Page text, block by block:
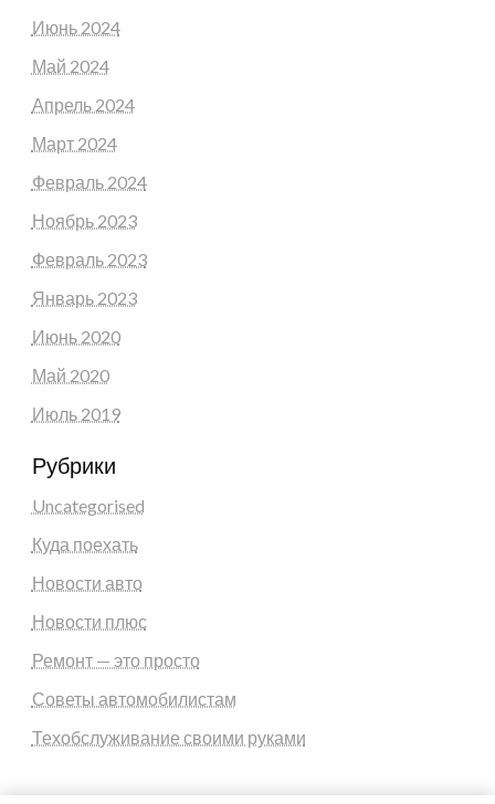
Июнь 2024
Май 2024
Апрель 2024
Март 2024
Февраль 2024
Ноябрь 2023
Февраль 2023
Январь 2023
Июнь 2020
Май 2020
Июль 2019
Рубрики
Uncategorised
Куда поехать
Новости авто
Новости плюс
Ремонт — это просто
Советы автомобилистам
Техобслуживание своими руками